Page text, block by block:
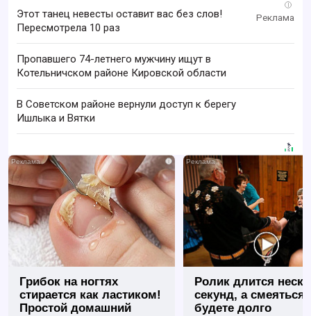
i
Этот танец невесты оставит вас без слов!
Пересмотрела 10 раз
Пропавшего 74-летнего мужчину ищут в
Котельничском районе Кировской области
В Советском районе вернули доступ к берегу
Ишлыка и Вятки
i
Грибок на ногтях
стирается как ластиком!
Простой домашний
Ролик длится
секунд, а смеяться
будете долго